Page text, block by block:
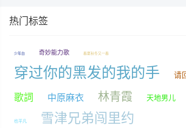
热门标签
少年白 奇妙能力歌 春夏秋冬又一春
穿过你的黑发的我的手 请
歌詞 中原麻衣 林青霞 天地男儿
也平凡 雪津兄弟闯里约